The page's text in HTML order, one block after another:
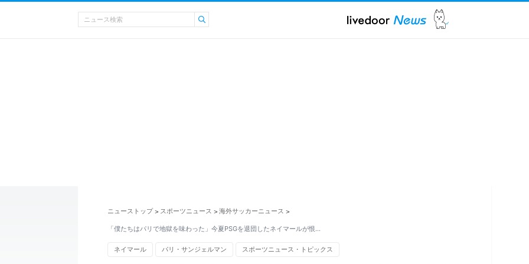
ニューストップ > スポーツニュース > 海外サッカーニュース >
「僕たちはパリで地獄を味わった」今夏PSGを退団したネイマールが恨…
ネイマール パリ・サンジェルマン スポーツニュース・トピックス